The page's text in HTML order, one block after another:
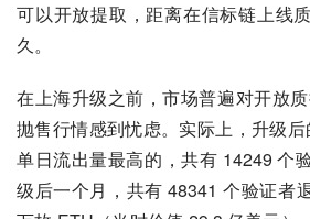
可以开放提取，距离在信标链上线
久。
在上海升级之前，市场普遍对开放
抛售行情感到忧虑。实际上，升级后
单日流出量最高的，共有 14249 个
级后一个月，共有 48341 个验证者